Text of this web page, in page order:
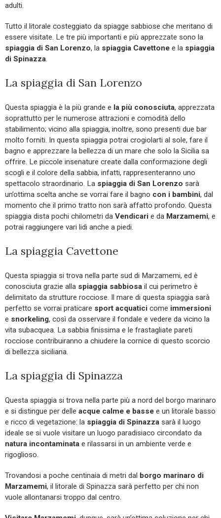
adulti.
Tutto il litorale costeggiato da spiagge sabbiose che meritano di
essere visitate. Le tre più importanti e più apprezzate sono la
spiaggia di San Lorenzo, la spiaggia Cavettone e la spiaggia
di Spinazza.
La spiaggia di San Lorenzo
Questa spiaggia è la più grande e la più conosciuta, apprezzata
soprattutto per le numerose attrazioni e comodità dello
stabilimento; vicino alla spiaggia, inoltre, sono presenti due bar
molto forniti. In questa spiaggia potrai crogiolarti al sole, fare il
bagno e apprezzare la bellezza di un mare che solo la Sicilia sa
offrire. Le piccole insenature create dalla conformazione degli
scogli e il colore della sabbia, infatti, rappresenteranno uno
spettacolo straordinario. La spiaggia di San Lorenzo sarà
un’ottima scelta anche se vorrai fare il bagno con i bambini, dal
momento che il primo tratto non sarà affatto profondo. Questa
spiaggia dista pochi chilometri da Vendicari e da Marzamemi, e
potrai raggiungere vari lidi anche a piedi.
La spiaggia Cavettone
Questa spiaggia si trova nella parte sud di Marzamemi, ed è
conosciuta grazie alla spiaggia sabbiosa il cui perimetro è
delimitato da strutture rocciose. Il mare di questa spiaggia sarà
perfetto se vorrai praticare sport acquatici come immersioni
e snorkeling, così da osservare il fondale e vedere da vicino la
vita subacquea. La sabbia finissima e le frastagliate pareti
rocciose contribuiranno a chiudere la cornice di questo scorcio
di bellezza siciliana.
La spiaggia di Spinazza
Questa spiaggia si trova nella parte più a nord del borgo marinaro
e si distingue per delle acque calme e basse e un litorale basso
e ricco di vegetazione: la spiaggia di Spinazza sarà il luogo
ideale se si vuole visitare un luogo paradisiaco circondato da
natura incontaminata e rilassarsi in un ambiente verde e
rigoglioso.
Trovandosi a poche centinaia di metri dal borgo marinaro di
Marzamemi, il litorale di Spinazza sarà perfetto per chi non
vuole allontanarsi troppo dal centro.